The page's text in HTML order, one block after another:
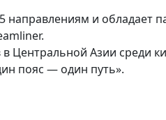
направлениям и обладает
Центральной Азии среди
пояс — один путь».